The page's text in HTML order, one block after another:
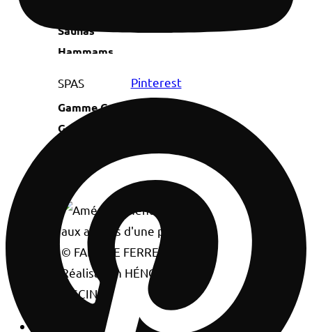
Saunas
Hammams
SPAS
Gamme Confort
Gamme Privilège
© FABRICE FERRER –
Réalisation HÉNOCQUE
PISCINES
Pinterest